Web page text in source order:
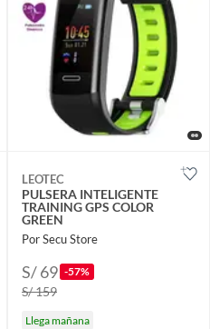
LEOTEC
PULSERA INTELIGENTE
TRAINING GPS COLOR
GREEN
Por Secu Store
S/ 69 -57%
S/ 159
Llega mañana